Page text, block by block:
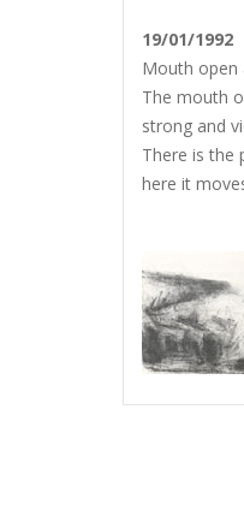
19/01/1992
Mouth open
The mouth
strong and
There is the
here it